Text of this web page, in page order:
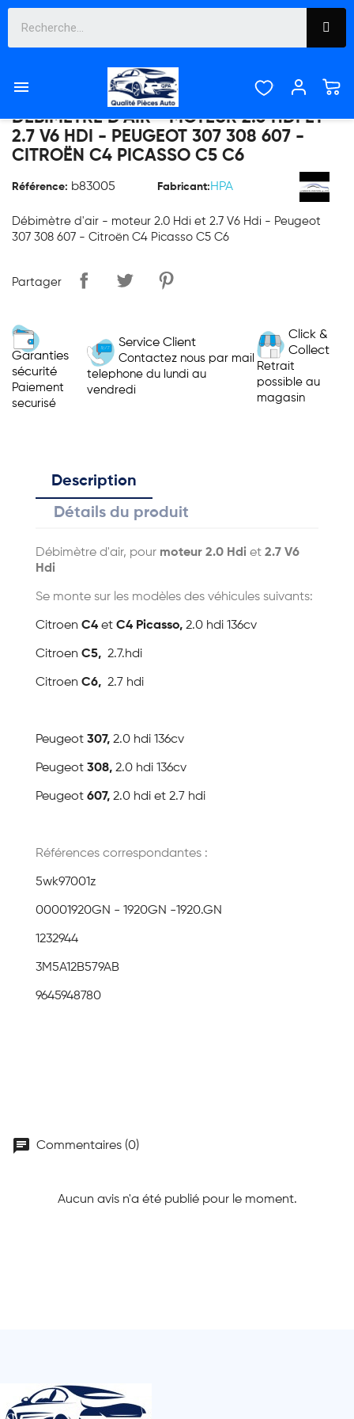

DÉBIMÈTRE D'AIR - MOTEUR 2.0 HDI ET
2.7 V6 HDI - PEUGEOT 307 308 607 -
CITROËN C4 PICASSO C5 C6
Référence: b83005 Fabricant: HPA
Débimètre d'air - moteur 2.0 Hdi et 2.7 V6 Hdi - Peugeot
307 308 607 - Citroën C4 Picasso C5 C6
Partager
Garanties
sécurité
Paiement
securisé
Service Client
Contactez nous par mail
telephone du lundi au
vendredi
Click &
Collect
Retrait
possible au
magasin
Description
Détails du produit
Débimètre d'air, pour moteur 2.0 Hdi et 2.7 V6
Hdi
Se monte sur les modèles des véhicules suivants:
Citroen C4 et C4 Picasso, 2.0 hdi 136cv
Citroen C5, 2.7.hdi
Citroen C6, 2.7 hdi
Peugeot 307, 2.0 hdi 136cv
Peugeot 308, 2.0 hdi 136cv
Peugeot 607, 2.0 hdi et 2.7 hdi
Références correspondantes :
5wk97001z
00001920GN - 1920GN -1920.GN
1232944
3M5A12B579AB
9645948780
chat Commentaires (0)
Aucun avis n'a été publié pour le moment.